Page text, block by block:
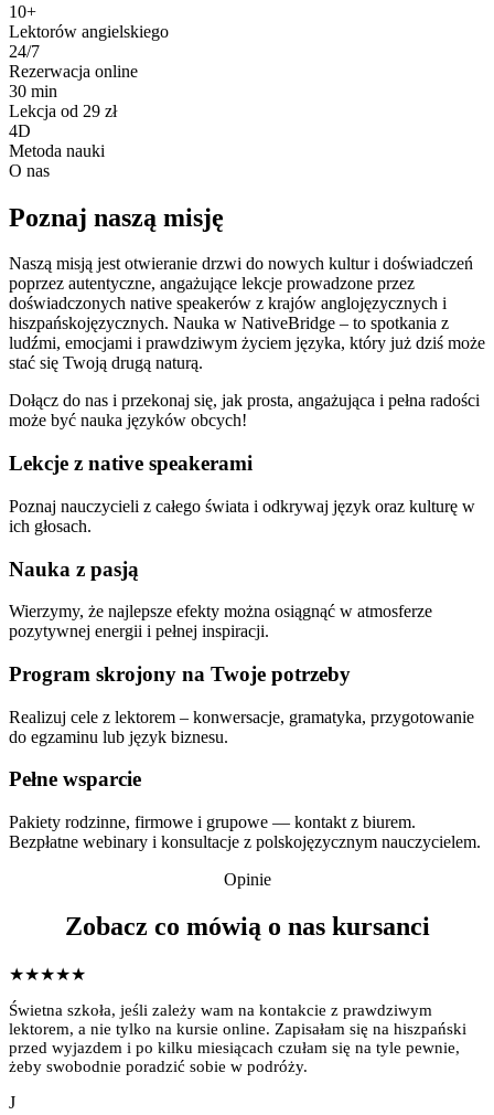
10+
Lektorów angielskiego
24/7
Rezerwacja online
30 min
Lekcja od 29 zł
4D
Metoda nauki
O nas
Poznaj naszą misję
Naszą misją jest otwieranie drzwi do nowych kultur i doświadczeń
poprzez autentyczne, angażujące lekcje prowadzone przez
doświadczonych native speakerów z krajów anglojęzycznych i
hiszpańskojęzycznych. Nauka w NativeBridge – to spotkania z
ludźmi, emocjami i prawdziwym życiem języka, który już dziś może
stać się Twoją drugą naturą.
Dołącz do nas i przekonaj się, jak prosta, angażująca i pełna radości
może być nauka języków obcych!
Lekcje z native speakerami
Poznaj nauczycieli z całego świata i odkrywaj język oraz kulturę w
ich głosach.
Nauka z pasją
Wierzymy, że najlepsze efekty można osiągnąć w atmosferze
pozytywnej energii i pełnej inspiracji.
Program skrojony na Twoje potrzeby
Realizuj cele z lektorem – konwersacje, gramatyka, przygotowanie
do egzaminu lub język biznesu.
Pełne wsparcie
Pakiety rodzinne, firmowe i grupowe — kontakt z biurem.
Bezpłatne webinary i konsultacje z polskojęzycznym nauczycielem.
Opinie
Zobacz co mówią o nas kursanci
★★★★★
Świetna szkoła, jeśli zależy wam na kontakcie z prawdziwym
lektorem, a nie tylko na kursie online. Zapisałam się na hiszpański
przed wyjazdem i po kilku miesiącach czułam się na tyle pewnie,
żeby swobodnie poradzić sobie w podróży.
J